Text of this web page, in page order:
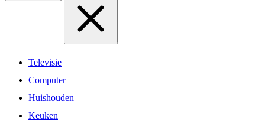
Televisie
Computer
Huishouden
Keuken